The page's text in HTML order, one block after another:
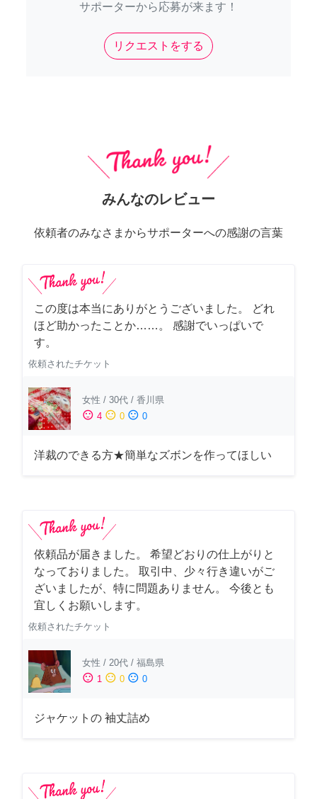
サポーターから応募が来ます！
リクエストをする
みんなのレビュー
依頼者のみなさまからサポーターへの感謝の言葉
この度は本当にありがとうございました。 どれ
ほど助かったことか……。 感謝でいっぱいで
す。
依頼されたチケット
女性 / 30代 / 香川県
sentiment_satisfied 4 sentiment_neutral 0 sentiment_dissatisfied 0
洋裁のできる方★簡単なズボンを作ってほしい
依頼品が届きました。 希望どおりの仕上がりと
なっておりました。 取引中、少々行き違いがご
ざいましたが、特に問題ありません。 今後とも
宜しくお願いします。
依頼されたチケット
女性 / 20代 / 福島県
sentiment_satisfied 1 sentiment_neutral 0 sentiment_dissatisfied 0
ジャケットの 袖丈詰め